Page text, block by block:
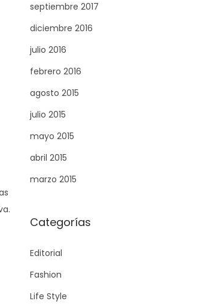
septiembre 2017
diciembre 2016
julio 2016
febrero 2016
agosto 2015
julio 2015
mayo 2015
abril 2015
marzo 2015
Categorías
Editorial
Fashion
Life Style